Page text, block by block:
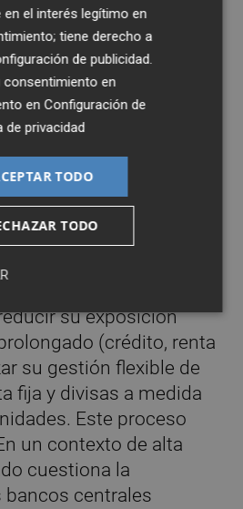
para lo que están
tipos incluso a riesgo
Por lo tanto, es
gravedad de esa
respuestas de los
impacto en las
para ajustar las
entorno, los gestores
su exposición
(crédito, renta
su gestión flexible de
fija y divisas a medida
Este proceso
un contexto de alta
cuestiona la
centrales
en el interés legítimo en
tiene derecho a
de publicidad
consentimiento en
enConfiguración de
de privacidad
TODO
TODO